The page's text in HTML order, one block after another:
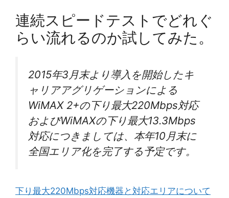
連続スピードテストでどれぐ
らい流れるのか試してみた。
2015年3月末より導入を開始したキ
ャリアアグリゲーションによる
WiMAX 2+の下り最大220Mbps対応
およびWiMAXの下り最大13.3Mbps
対応につきましては、本年10月末に
全国エリア化を完了する予定です。
下り最大220Mbps対応機器と対応エリアについて